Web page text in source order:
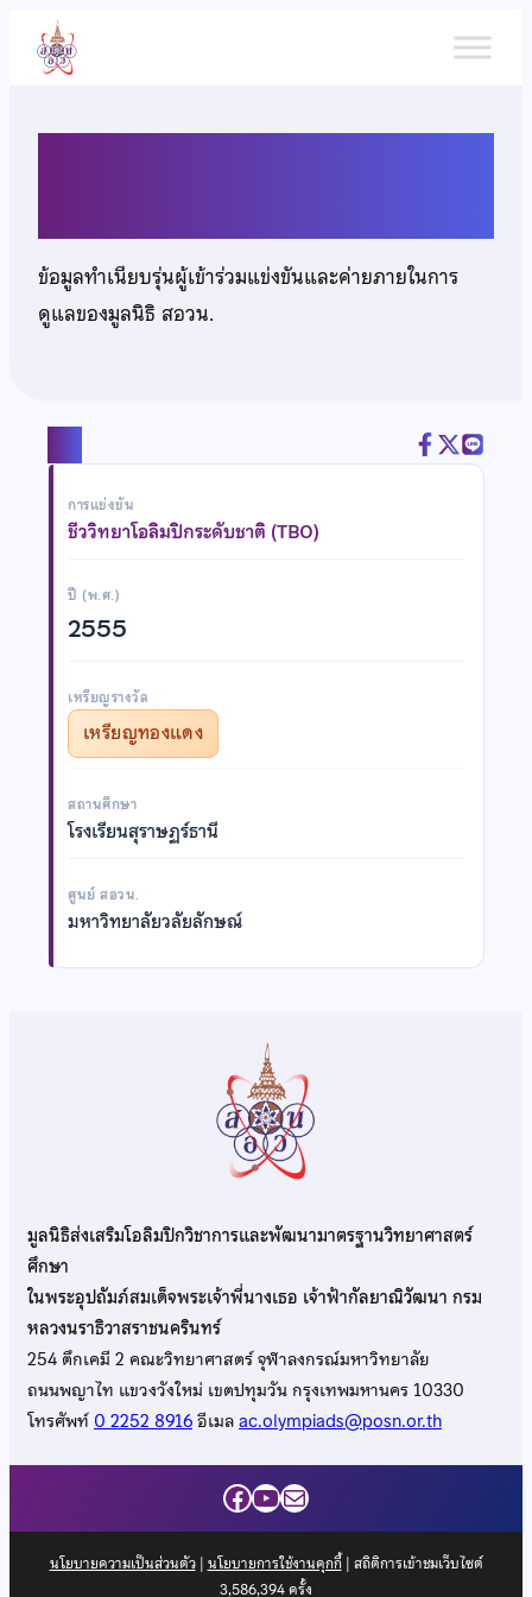
เนื้อหา
ข้อมูลทำเนียบรุ่นผู้เข้าร่วมแข่งขันและค่ายภายในการ
ดูแลของมูลนิธิ สอวน.
การแข่งขัน
ชีววิทยาโอลิมปิกระดับชาติ (TBO)
ปี (พ.ศ.)
2555
เหรียญรางวัล
เหรียญทองแดง
สถานศึกษา
โรงเรียนสุราษฏร์ธานี
ศูนย์ สอวน.
มหาวิทยาลัยวลัยลักษณ์
มูลนิธิส่งเสริมโอลิมปิกวิชาการและพัฒนามาตรฐานวิทยาศาสตร์
ศึกษา
ในพระอุปถัมภ์สมเด็จพระเจ้าพี่นางเธอ เจ้าฟ้ากัลยาณิวัฒนา กรม
หลวงนราธิวาสราชนครินทร์
254 ตึกเคมี 2 คณะวิทยาศาสตร์ จุฬาลงกรณ์มหาวิทยาลัย
ถนนพญาไท แขวงวังใหม่ เขตปทุมวัน กรุงเทพมหานคร 10330
โทรศัพท์0 2252 8916อีเมลac.olympiads@posn.or.th
Facebook
YouTube
Mail
นโยบายความเป็นส่วนตัว| นโยบายการใช้งานคุกกี้| สถิติการเข้าชมเว็บไซต์
3,586,394ครั้ง